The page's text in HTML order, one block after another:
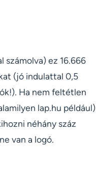
ez 16.666
(jó indulattal 0,5
Ha nem feltétlen
lap.hu például)
néhány száz
van a logó.